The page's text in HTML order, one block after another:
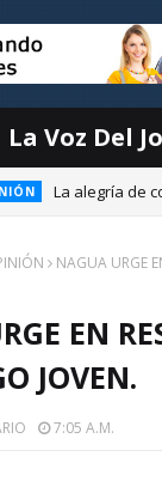
La Voz Del
La alegría de
NAGUA URGE
EN
JOVEN.
7:05 A.m.